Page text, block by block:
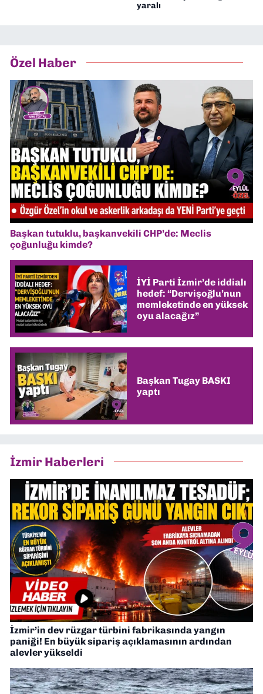
yaralı
Özel Haber
Başkan tutuklu, başkanvekili CHP’de: Meclis
çoğunluğu kimde?
İYİ Parti İzmir’de iddialı
hedef: “Dervişoğlu’nun
memleketinde en yüksek
oyu alacağız”
Başkan Tugay BASKI
yaptı
İzmir Haberleri
İzmir’in dev rüzgar türbini fabrikasında yangın
paniği! En büyük sipariş açıklamasının ardından
alevler yükseldi